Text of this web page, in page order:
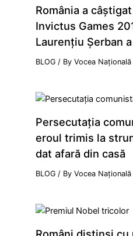
România a
Invictus Games
Laurenţiu Şerban
BLOG / ByVocea Națională
Persecutaţia
eroul trimis la
dat afară din casă
BLOG / ByVocea Națională